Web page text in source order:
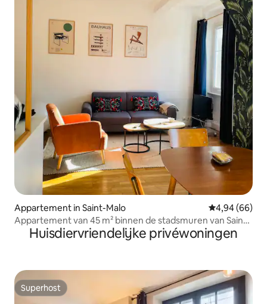
Appartement in Saint-Malo Gemiddelde
4,94 (66)
Appartement van 45 m² binnen de stadsmuren van Saint-
Malo - 5 minuten van de stranden
Huisdiervriendelijke privéwoningen
Superhost
Superhost